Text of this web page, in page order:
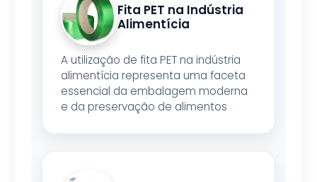
Fita PET na Indústria
Alimentícia
A utilização de fita PET na indústria
alimentícia representa uma faceta
essencial da embalagem moderna
e da preservação de alimentos